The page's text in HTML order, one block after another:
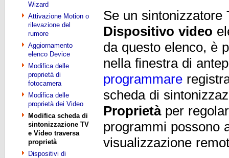
Wizard
Attivazione Motion o
rilevazione del
rumore
Aggiornamento
elenco Device
Modifica delle
proprietà di
fotocamera
Modifica delle
proprietà dei Video
Modifica scheda di
sintonizzazione TV
e Video traversa
proprietà
Dispositivi di
Se un sintonizzatore
Dispositivo video
da questo elenco, è
nella finestra di
programmare
scheda di
Proprietàper
programmi possono
visualizzazione